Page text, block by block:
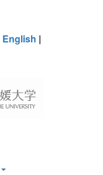
English |